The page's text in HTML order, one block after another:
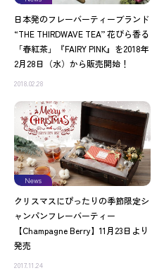
日本発のフレーバーティーブランド
“THE THIRDWAVE TEA” 花びら香る
「春紅茶」『FAIRY PINK』を2018年
2月28日（水）から販売開始！
2018.02.28
News
クリスマスにぴったりの季節限定シ
ャンパンフレーバーティー
【Champagne Berry】11月23日より
発売
2017.11.24